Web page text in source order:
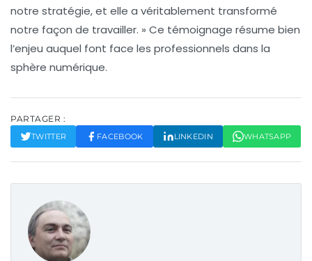
notre stratégie, et elle a véritablement transformé
notre façon de travailler. » Ce témoignage résume bien
l’enjeu auquel font face les professionnels dans la
sphère numérique.
PARTAGER :
TWITTER FACEBOOK LINKEDIN WHATSAPP